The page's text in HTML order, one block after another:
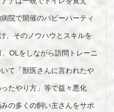
院で開催のパピーパーティ
、そのノウハウとスキルを
OLをしながら訪問トレーニ
て「獣医さんに言われたや
たやり方」等で益々悪化
の多くの飼い主さんをサポ